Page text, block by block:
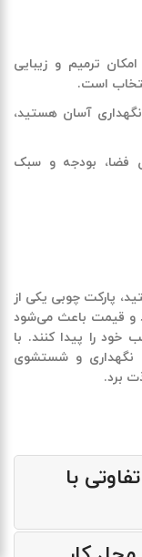
ترمیم و زیبایی
است.
آسان هستید،
فضا، بودجه و سبک
پارکت چوبی یکی از
و قیمت باعث می‌شود
خود را پیدا کنند. با
نگهداری و شستشوی
برد.
با